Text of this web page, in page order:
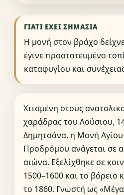
ΓΙΑΤΊ ΈΧΕΙ ΣΗΜΑΣΊΑ
Η μονή στον βράχο
έγινε προστατευμένο
καταφυγίου και
Χτισμένη στους
χαράδρας του Λούσιου,
Δημητσάνα, η Μονή
Προδρόμου ανάγεται σε
αιώνα. Εξελίχθηκε σε
1500–1600 και το βόρειο
το 1860. Γνωστή ως